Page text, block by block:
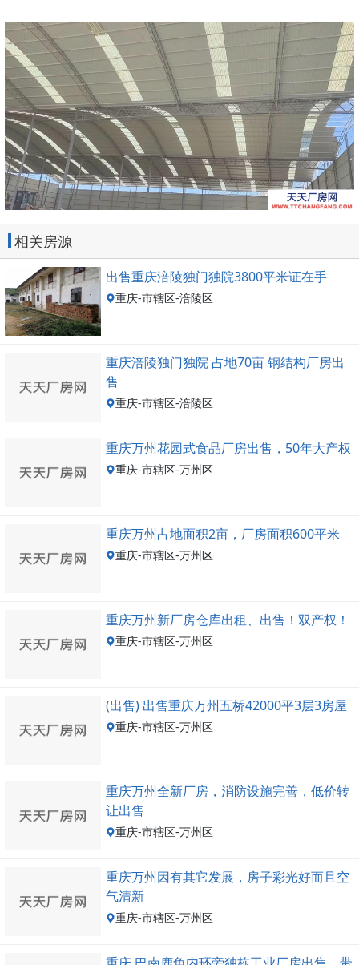
相关房源
出售重庆涪陵独门独院3800平米证在手
重庆-市辖区-涪陵区
重庆涪陵独门独院 占地70亩 钢结构厂房出
售
重庆-市辖区-涪陵区
重庆万州花园式食品厂房出售，50年大产权
重庆-市辖区-万州区
重庆万州占地面积2亩，厂房面积600平米
重庆-市辖区-万州区
重庆万州新厂房仓库出租、出售！双产权！
重庆-市辖区-万州区
(出售) 出售重庆万州五桥42000平3层3房屋
重庆-市辖区-万州区
重庆万州全新厂房，消防设施完善，低价转
让出售
重庆-市辖区-万州区
重庆万州因有其它发展，房子彩光好而且空
气清新
重庆-市辖区-万州区